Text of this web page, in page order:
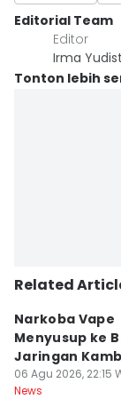
Editorial Team
Editor
Irma
Tonton lebih
Related
Narkoba Vape
Menyusup ke
Jaringan
Terbongkar
06 Agu 2026, 22:15
News